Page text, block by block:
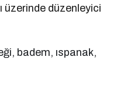
üzerinde düzenleyici
badem, ıspanak,